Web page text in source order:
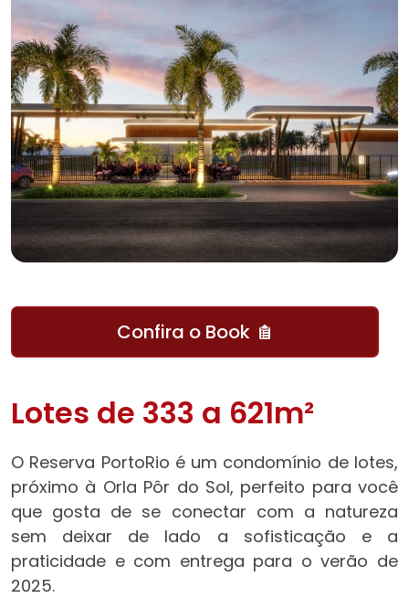
Confira o Book
Lotes de 333 a 621m²
O Reserva PortoRio é um condomínio de lotes,
próximo à Orla Pôr do Sol, perfeito para você
que gosta de se conectar com a natureza
sem deixar de lado a sofisticação e a
praticidade e com entrega para o verão de
2025.